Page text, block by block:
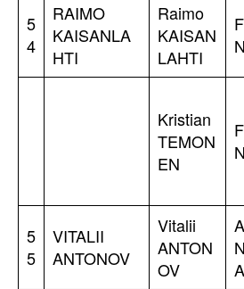
5
4
RAIMO
KAISANLA
HTI
Raimo
KAISAN
LAHTI
N
Kristian
TEMON
EN
N
5
5
VITALII
ANTONOV
Vitalii
ANTON
OV
A
N
A